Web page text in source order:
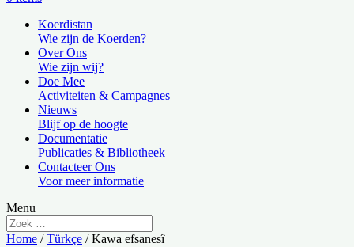
Koerdistan
Wie zijn de Koerden?
Over Ons
Wie zijn wij?
Doe Mee
Activiteiten & Campagnes
Nieuws
Blijf op de hoogte
Documentatie
Publicaties & Bibliotheek
Contacteer Ons
Voor meer informatie
Menu
Home /Türkçe / Kawa efsanesî